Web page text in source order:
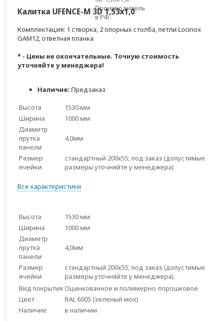
Калитка UFENCE-M 3D 1,53х1,0
Комплектация: 1 створка, 2 опорных столба, петли Locinox
GAM12, ответная планка
* - Цены не окончательные. Точную стоимость
уточняйте у менеджера!
Наличие: Предзаказ
Высота
1530 мм
Ширина
1000 мм
Диаметр
прутка
панели
4,0мм
Размер
ячейки
стандартный 200х55; под заказ (допустимые
размеры уточняйте у менеджера)
Все характеристики
Высота
1530 мм
Ширина
1000 мм
Диаметр
прутка
панели
4,0мм
Размер
ячейки
стандартный 200х55; под заказ (допустимые
размеры уточняйте у менеджера)
Вид покрытия Оцинкованное и полимерно-порошковое
Цвет
RAL 6005 (зеленый мох)
Наличие
в наличии